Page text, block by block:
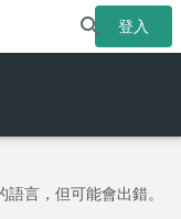
登入
言，但可能會出錯。